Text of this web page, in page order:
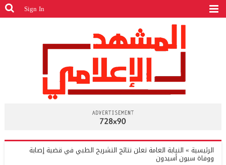
Sign In
الرئيسية » النيابة العامة تعلن نتائج التشريح الطبي في قضية إصابة
ووفاة سيون أسيدون